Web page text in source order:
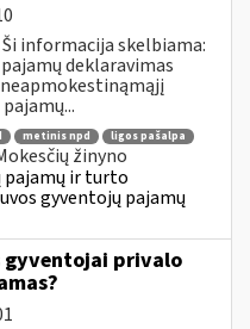
informacija skelbiama:
deklaravimas
metinis npd
ligos pašalpa
žinyno
pajamų ir turto
gyventojų pajamų
gyventojai privalo